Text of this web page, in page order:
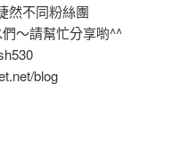
然不同粉絲團
～請幫忙分享喲^^
blog